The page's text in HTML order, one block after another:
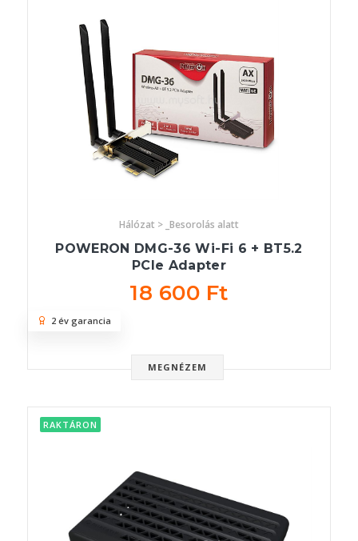
Hálózat > _Besorolás alatt
POWERON DMG-36 Wi-Fi 6 + BT5.2
PCIe Adapter
18 600 Ft
MEGNÉZEM
2 év garancia
RAKTÁRON